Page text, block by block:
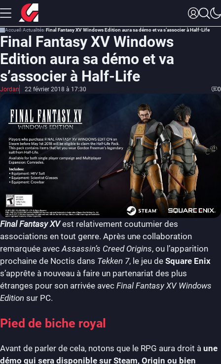
Accueil Actualités Final Fantasy XV Windows Edition aura sa démo et va s’associer à Half-Life
Final Fantasy XV Windows
Edition aura sa démo et va
s’associer à Half-Life
Jordan 22 février 2018 à 17:30 0
Final Fantasy XVest relativement coutumier des
associations en tout genre. Après une collaboration
remarquée avec Assassin’s Creed Origins, ou l’apparition
prochaine de Noctis dans Tekken 7, le jeu de Square Enix
s’apprête à nouveau à faire un partenariat des plus
étranges pour son arrivée avec Final Fantasy XV Windows
Edition sur PC.
Pied de biche royal
Avant de parler de cela, notons que le RPG aura droit à une
démo qui sera disponible sur Steam, Origin ou bien